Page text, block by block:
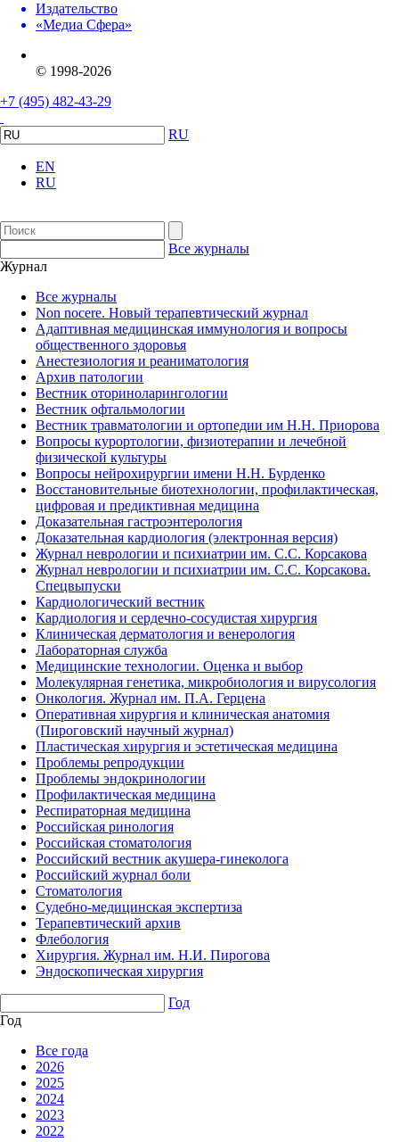
Издательство
«Медиа Сфера»
© 1998-2026
+7 (495) 482-43-29
RU
EN
RU
Все журналы
Журнал
Все журналы
Non nocere. Новый терапевтический журнал
Адаптивная медицинская иммунология и вопросы
общественного здоровья
Анестезиология и реаниматология
Архив патологии
Вестник оториноларингологии
Вестник офтальмологии
Вестник травматологии и ортопедии им Н.Н. Приорова
Вопросы курортологии, физиотерапии и лечебной
физической культуры
Вопросы нейрохирургии имени Н.Н. Бурденко
Восстановительные биотехнологии, профилактическая,
цифровая и предиктивная медицина
Доказательная гастроэнтерология
Доказательная кардиология (электронная версия)
Журнал неврологии и психиатрии им. С.С. Корсакова
Журнал неврологии и психиатрии им. С.С. Корсакова.
Спецвыпуски
Кардиологический вестник
Кардиология и сердечно-сосудистая хирургия
Клиническая дерматология и венерология
Лабораторная служба
Медицинские технологии. Оценка и выбор
Молекулярная генетика, микробиология и вирусология
Онкология. Журнал им. П.А. Герцена
Оперативная хирургия и клиническая анатомия
(Пироговский научный журнал)
Пластическая хирургия и эстетическая медицина
Проблемы репродукции
Проблемы эндокринологии
Профилактическая медицина
Респираторная медицина
Российская ринология
Российская стоматология
Российский вестник акушера-гинеколога
Российский журнал боли
Стоматология
Судебно-медицинская экспертиза
Терапевтический архив
Флебология
Хирургия. Журнал им. Н.И. Пирогова
Эндоскопическая хирургия
Год
Год
Все года
2026
2025
2024
2023
2022